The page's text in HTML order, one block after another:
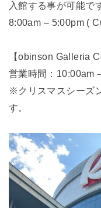
入館する事が可能で
8:00am – 5:00pm (
【obinson Galleria
営業時間：10:00am
※クリスマスシーズ
す。